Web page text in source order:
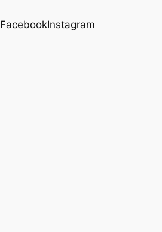
FacebookInstagram